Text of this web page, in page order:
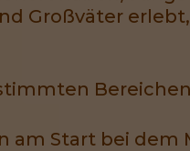
Großväter
am Start bei dem